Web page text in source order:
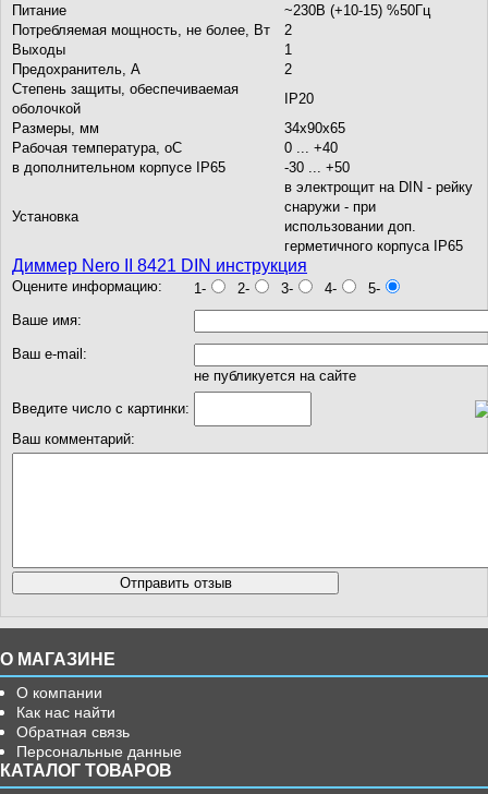
Питание
~230В (+10-15) %50Гц
Потребляемая мощность, не более, Вт
2
Выходы
1
Предохранитель, А
2
Степень защиты, обеспечиваемая
оболочкой
IP20
Размеры, мм
34х90х65
Рабочая температура, oС
в дополнительном корпусе IP65
0 ... +40
-30 ... +50
Установка
в электрощит на DIN - рейку
снаружи - при
использовании доп.
герметичного корпуса IP65
Диммер Nero II 8421 DIN инструкция
Оцените информацию: 1- 2- 3- 4-
5-
Ваше имя:
Ваш e-mail:
не публикуется на сайте
Введите число с картинки:
Ваш комментарий:
О МАГАЗИНЕ
О компании
Как нас найти
Обратная связь
Персональные данные
КАТАЛОГ ТОВАРОВ